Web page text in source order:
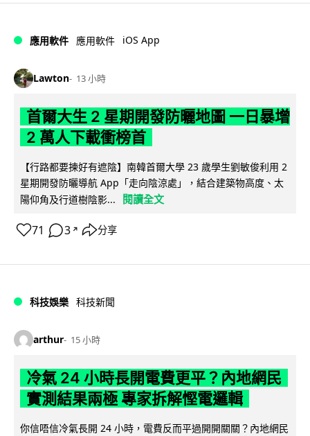
應用軟件 應用軟件 iOS App
Lawton 13 小時
首爾大生 2 星期開發防曬地圖 一日暴增
2 萬人下載衝榜首
【行路都要揀好有遮陰】南韓首爾大學 23 歲學生劉敏俊利用 2
星期開發防曬導航 App「走向陰涼處」，結合建築物高度、太
陽仰角及行道樹陰影...
閱讀全文
71 3 ↗ 分享
科技娛樂 科技新聞
arthur 15 小時
冷氣 24 小時長開電費更平？內地網民
實測結果兩極 專家拆解慳電邏輯
你信唔信冷氣長開 24 小時，電費反而平過開開關關？內地網民